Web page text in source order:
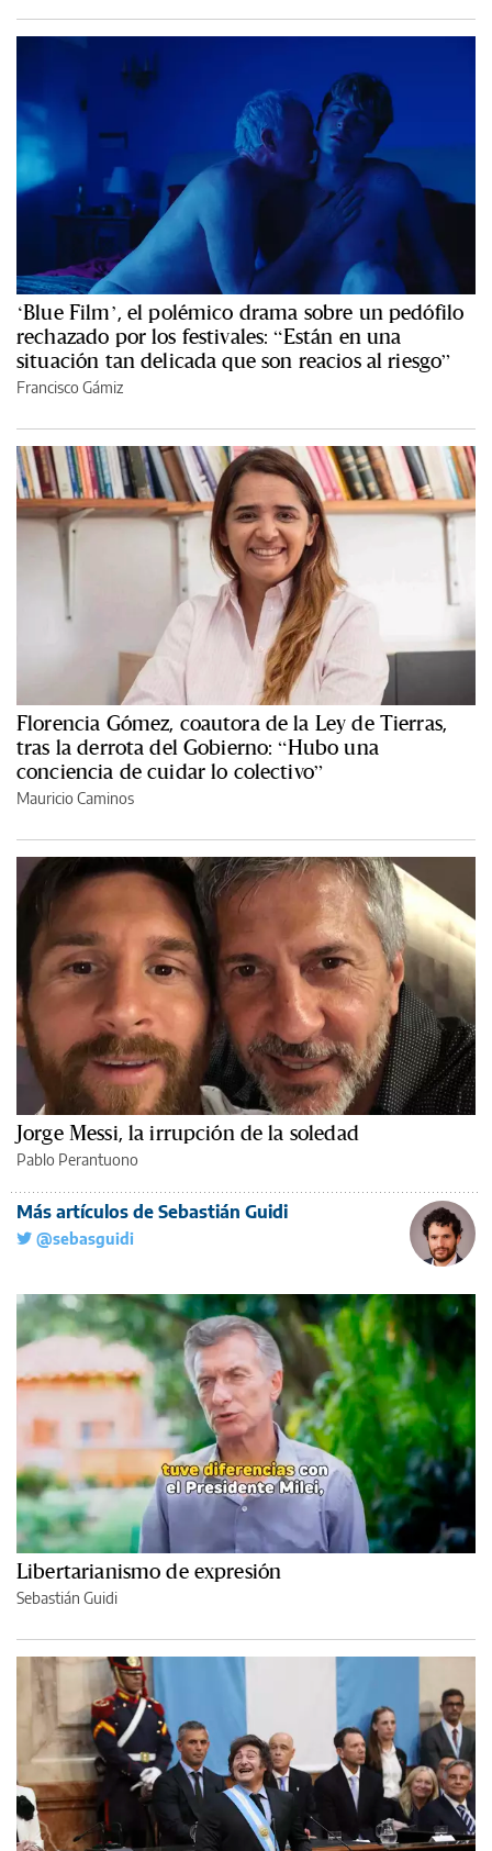
‘Blue Film’, el polémico drama sobre un pedófilo
rechazado por los festivales: “Están en una
situación tan delicada que son reacios al riesgo”
Francisco Gámiz
Florencia Gómez, coautora de la Ley de Tierras,
tras la derrota del Gobierno: “Hubo una
conciencia de cuidar lo colectivo”
Mauricio Caminos
Jorge Messi, la irrupción de la soledad
Pablo Perantuono
Más artículos de Sebastián Guidi
@sebasguidi
Libertarianismo de expresión
Sebastián Guidi